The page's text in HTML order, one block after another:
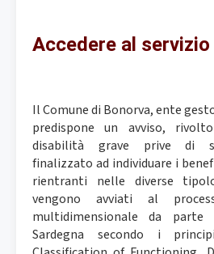
Accedere al servizio
Il Comune di Bonorva, ente
predispone un avviso,
disabilità grave prive di
finalizzato ad individuare i
rientranti nelle diverse
vengono avviati al
multidimensionale da parte
Sardegna secondo i